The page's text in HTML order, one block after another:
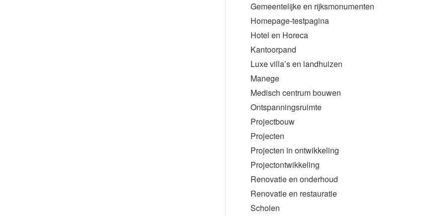
Gemeentelijke en rijksmonumenten
Homepage-testpagina
Hotel en Horeca
Kantoorpand
Luxe villa’s en landhuizen
Manege
Medisch centrum bouwen
Ontspanningsruimte
Projectbouw
Projecten
Projecten in ontwikkeling
Projectontwikkeling
Renovatie en onderhoud
Renovatie en restauratie
Scholen